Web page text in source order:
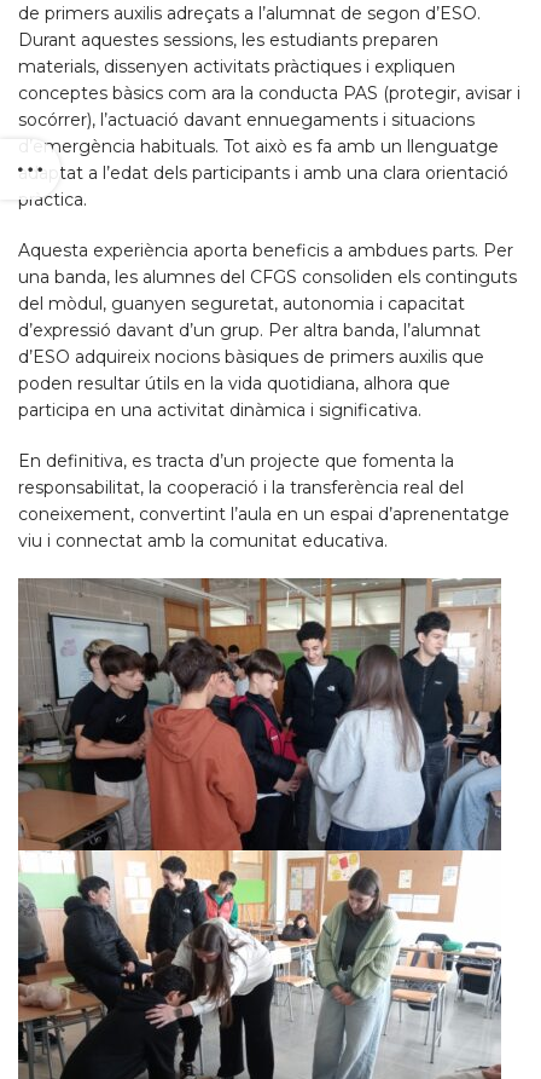
de primers auxilis adreçats a l’alumnat de segon d’ESO.
Durant aquestes sessions, les estudiants preparen
materials, dissenyen activitats pràctiques i expliquen
conceptes bàsics com ara la conducta PAS (protegir, avisar i
socórrer), l’actuació davant ennuegaments i situacions
d’emergència habituals. Tot això es fa amb un llenguatge
adaptat a l’edat dels participants i amb una clara orientació
pràctica.
Aquesta experiència aporta beneficis a ambdues parts. Per
una banda, les alumnes del CFGS consoliden els continguts
del mòdul, guanyen seguretat, autonomia i capacitat
d’expressió davant d’un grup. Per altra banda, l’alumnat
d’ESO adquireix nocions bàsiques de primers auxilis que
poden resultar útils en la vida quotidiana, alhora que
participa en una activitat dinàmica i significativa.
En definitiva, es tracta d’un projecte que fomenta la
responsabilitat, la cooperació i la transferència real del
coneixement, convertint l’aula en un espai d’aprenentatge
viu i connectat amb la comunitat educativa.